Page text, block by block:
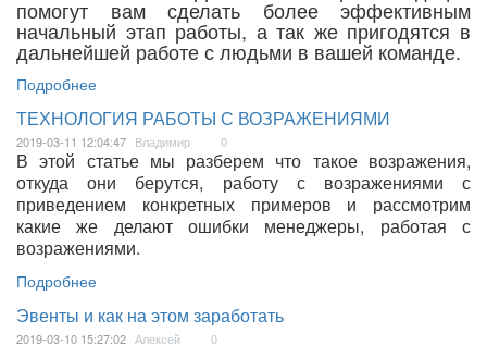
помогут вам сделать более эффективным
начальный этап работы, а так же пригодятся в
дальнейшей работе с людьми в вашей команде.
Подробнее
ТЕХНОЛОГИЯ РАБОТЫ С ВОЗРАЖЕНИЯМИ
2019-03-11 12:04:47 Владимир 0
В этой статье мы разберем что такое возражения,
откуда они берутся, работу с возражениями с
приведением конкретных примеров и рассмотрим
какие же делают ошибки менеджеры, работая с
возражениями.
Подробнее
Эвенты и как на этом заработать
2019-03-10 15:27:02 Алексей 0